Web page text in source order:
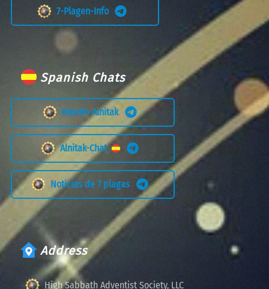
7-Plagen-Info
Spanish Chats
Boletín Alnitak
Alnitak-Chat
Noticias de 7 plagas
Address
High Sabbath Adventist Society, LLC